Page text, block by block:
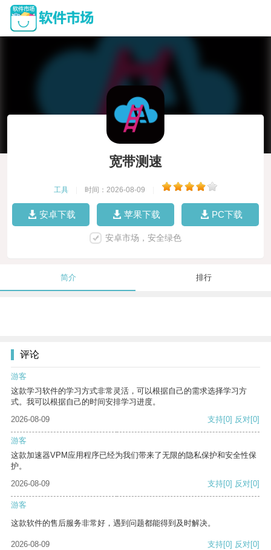
宽带测速
工具 时间：2026-08-09
安卓下载 苹果下载 PC下载
安卓市场，安全绿色
简介 排行
评论
游客
这款学习软件的学习方式非常灵活，可以根据自己的需求选择学习方
式。我可以根据自己的时间安排学习进度。
2026-08-09
支持[0] 反对[0]
游客
这款加速器VPM应用程序已经为我们带来了无限的隐私保护和安全性保
护。
2026-08-09
支持[0] 反对[0]
游客
这款软件的售后服务非常好，遇到问题都能得到及时解决。
2026-08-09 支持[0] 反对[0]